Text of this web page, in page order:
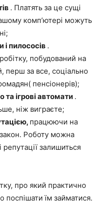
. Платять за це сущі
комп’ютері можуть
пилососів .
побудований на
перш за все, соціально
пенсіонерів);
та ігрові автомати .
ніж виграєте;
працюючи на
Роботу можна
репутації залишиться
про який практично
поспішати їм займатися.